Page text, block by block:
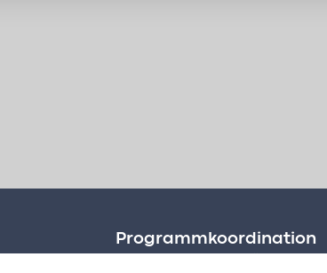
Programmkoordination